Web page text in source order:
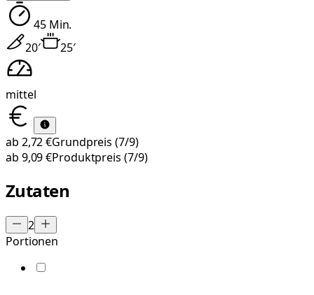
45Min.
20′ 25′
mittel
ab 2,72 €Grundpreis (7/9)
ab 9,09 €Produktpreis (7/9)
Zutaten
2
Portionen